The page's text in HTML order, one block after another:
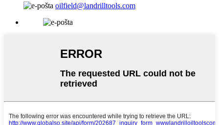
oilfield@landrilltools.com